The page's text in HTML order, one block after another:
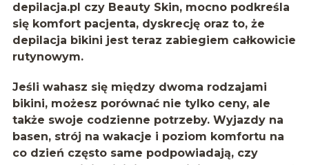
depilacja.pl czy Beauty Skin, mocno podkreśla
się komfort pacjenta, dyskrecję oraz to, że
depilacja bikini jest teraz zabiegiem całkowicie
rutynowym.
Jeśli wahasz się między dwoma rodzajami
bikini, możesz porównać nie tylko ceny, ale
także swoje codzienne potrzeby. Wyjazdy na
basen, strój na wakacje i poziom komfortu na
co dzień często same podpowiadają, czy